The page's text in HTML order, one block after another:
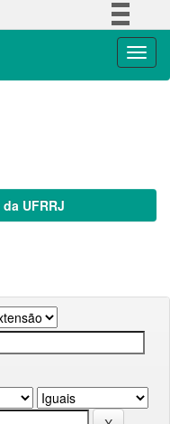
UFRRJ